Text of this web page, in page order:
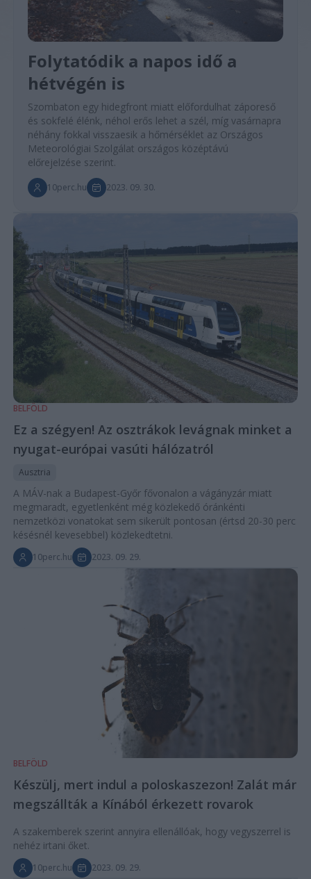
Folytatódik a napos idő a
hétvégén is
Szombaton egy hidegfront miatt előfordulhat záporeső
és sokfelé élénk, néhol erős lehet a szél, míg vasárnapra
néhány fokkal visszaesik a hőmérséklet az Országos
Meteorológiai Szolgálat országos középtávú
előrejelzése szerint.
10perc.hu 2023. 09. 30.
BELFÖLD
Ez a szégyen! Az osztrákok levágnak minket a
nyugat-európai vasúti hálózatról
Ausztria
A MÁV-nak a Budapest-Győr fővonalon a vágányzár miatt
megmaradt, egyetlenként még közlekedő óránkénti
nemzetközi vonatokat sem sikerült pontosan (értsd 20-30 perc
késésnél kevesebbel) közlekedtetni.
10perc.hu 2023. 09. 29.
BELFÖLD
Készülj, mert indul a poloskaszezon! Zalát már
megszállták a Kínából érkezett rovarok
A szakemberek szerint annyira ellenállóak, hogy vegyszerrel is
nehéz irtani őket.
10perc.hu 2023. 09. 29.